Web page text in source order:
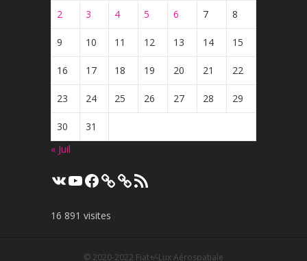
2 3 4 5 6 7 8
9 10 11 12 13 14 15
16 17 18 19 20 21 22
23 24 25 26 27 28 29
30
31
« Juil
VK YouTube
Facebook Flux
RSS
16 891 visites
© 2020-2022 Fiat+⁄-Lux Aérospatiale